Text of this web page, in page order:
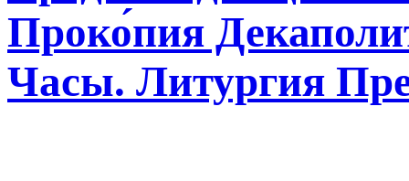
Проко́пия
Часы. Литургия